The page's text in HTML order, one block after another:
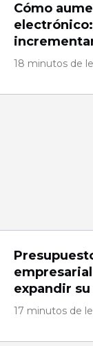
Cómo
18 minutos de
expandir
17 minutos de